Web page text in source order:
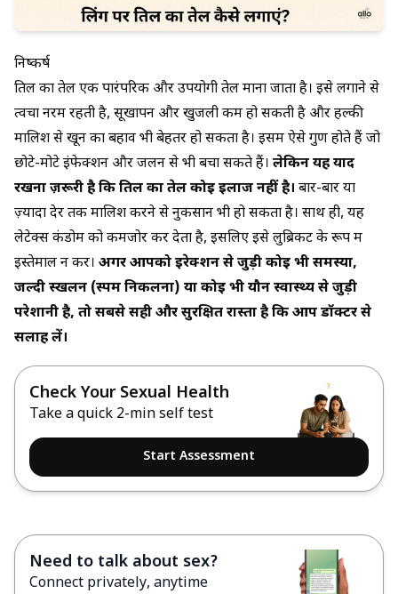
निष्कर्ष
तिल का तेल एक पारंपरिक और उपयोगी तेल माना जाता है। इसे लगाने से
त्वचा नरम रहती है, सूखापन और खुजली कम हो सकती है और हल्की
मालिश से खून का बहाव भी बेहतर हो सकता है। इसमें ऐसे गुण होते हैं जो
छोटे-मोटे इंफेक्शन और जलन से भी बचा सकते हैं। लेकिन यह याद
रखना ज़रूरी है कि तिल का तेल कोई इलाज नहीं है। बार-बार या
ज़्यादा देर तक मालिश करने से नुकसान भी हो सकता है। साथ ही, यह
लेटेक्स कंडोम को कमजोर कर देता है, इसलिए इसे लुब्रिकेंट के रूप में
इस्तेमाल न करें। अगर आपको इरेक्शन से जुड़ी कोई भी समस्या,
जल्दी स्खलन (स्पर्म निकलना) या कोई भी यौन स्वास्थ्य से जुड़ी
परेशानी है, तो सबसे सही और सुरक्षित रास्ता है कि आप डॉक्टर से
सलाह लें।
Check Your Sexual Health
Take a quick 2-min self test
Start Assessment
Need to talk about sex?
Connect privately, anytime